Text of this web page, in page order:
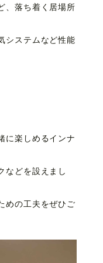
、落ち着く居場所
システムなど性能
に楽しめるインナ
などを設えまし
めの工夫をぜひご